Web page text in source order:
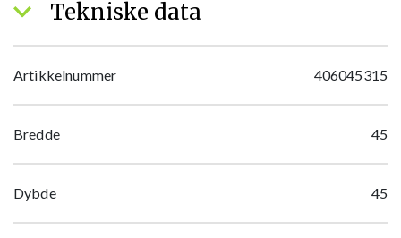
Tekniske data
Artikkelnummer 406045315
Bredde 45
Dybde 45